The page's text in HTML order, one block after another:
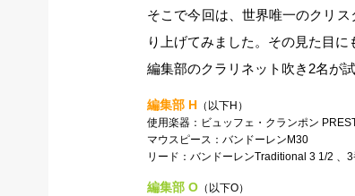
そこで今回は、世界唯一のクリ
り上げてみました。その見た目
編集部のクラリネット吹き2名が
編集部 H （以下H）
使用楽器：ビュッフェ・クランポン
マウスピース：バンドーレンM30
リード：バンドーレンTraditional 3 1/2 、3
編集部 O （以下O）